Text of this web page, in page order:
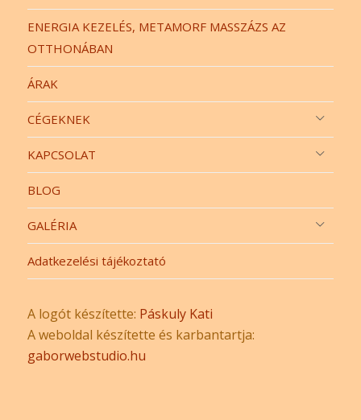
ENERGIA KEZELÉS, METAMORF MASSZÁZS AZ
OTTHONÁBAN
ÁRAK
CÉGEKNEK
KAPCSOLAT
BLOG
GALÉRIA
Adatkezelési tájékoztató
A logót készítette: Páskuly Kati
A weboldal készítette és karbantartja:
gaborwebstudio.hu